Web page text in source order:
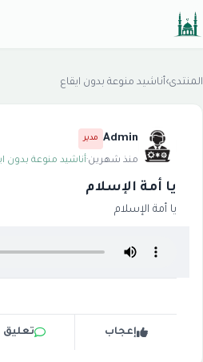
المنتدى›أناشيد منوعة بدون ايقاع
Admin مدير
منذ شهرين·أناشيد منوعة بدون
يا أمة الإسلام
يا أمة الإسلام
إعجاب تعليق